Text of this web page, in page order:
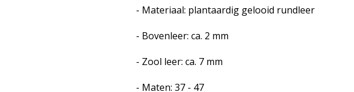
- Materiaal: plantaardig gelooid rundleer
- Bovenleer: ca. 2 mm
- Zool leer: ca. 7 mm
- Maten: 37 - 47